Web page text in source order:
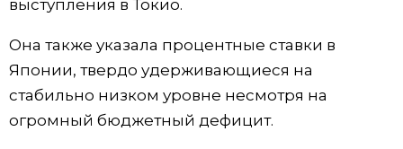
выступления в Токио.
Она также указала процентные ставки в
Японии, твердо удерживающиеся на
стабильно низком уровне несмотря на
огромный бюджетный дефицит.